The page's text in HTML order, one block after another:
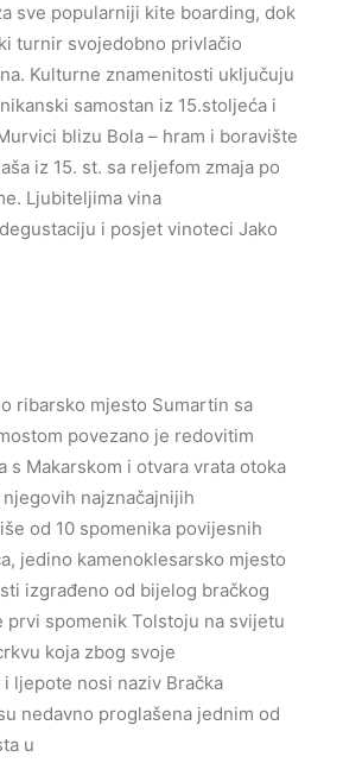
sve popularniji kite boarding, dok
turnir svojedobno privlačio
Kulturne znamenitosti uključuju
samostan iz 15.stoljeća i
blizu Bola – hram i boravište
iz 15. st. sa reljefom zmaja po
Ljubiteljima vina
i posjet vinoteci Jako
ribarsko mjesto Sumartin sa
povezano je redovitim
s Makarskom i otvara vrata otoka
najznačajnijih
od 10 spomenika povijesnih
jedino kamenoklesarsko mjesto
izgrađeno od bijelog bračkog
prvi spomenik Tolstoju na svijetu
koja zbog svoje
ljepote nosi naziv Bračka
nedavno proglašena jednim od
u